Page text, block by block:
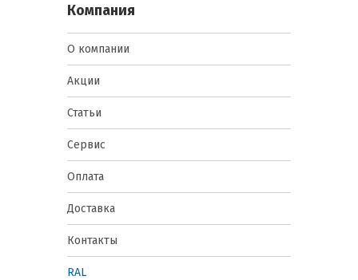
Компания
О компании
Акции
Статьи
Сервис
Оплата
Доставка
Контакты
RAL